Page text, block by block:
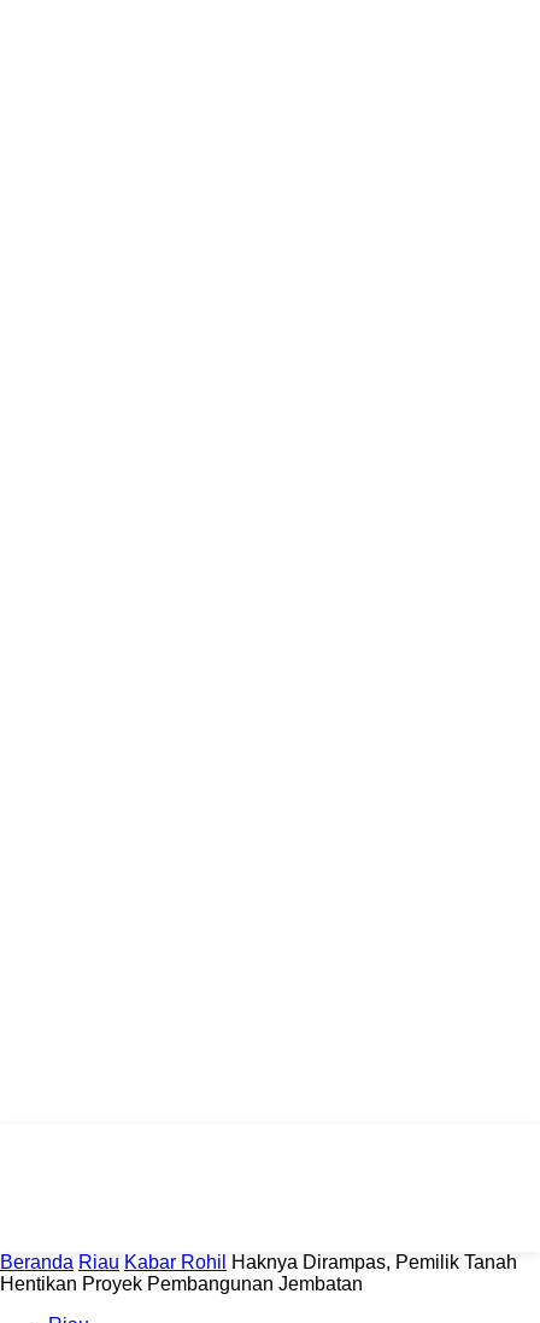
Beranda Riau Kabar Rohil
Haknya Dirampas, Pemilik Tanah
Hentikan Proyek Pembangunan Jembatan